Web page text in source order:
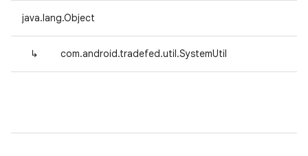
java.lang.Object
↳ com.android.tradefed.util.SystemUtil